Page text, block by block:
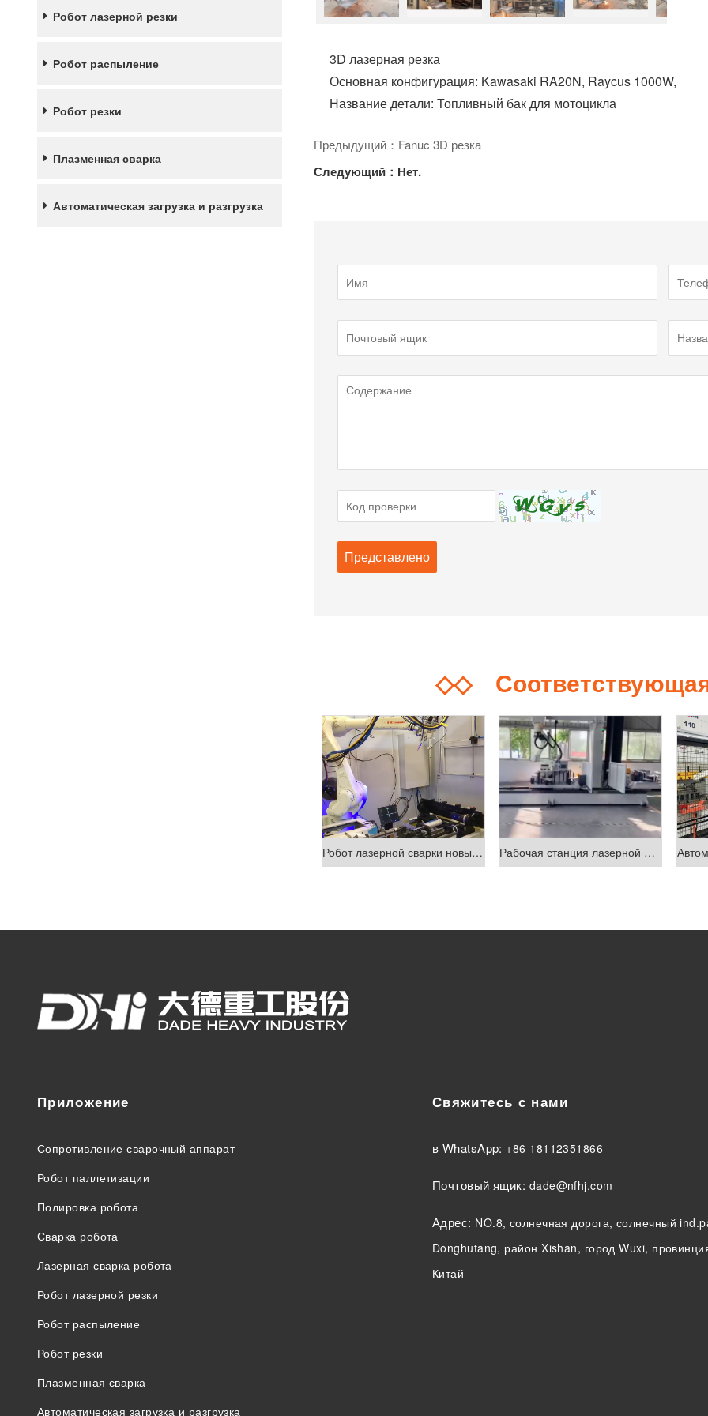
Робот лазерной резки
Робот распыление
Робот резки
Плазменная сварка
Автоматическая загрузка и разгрузка
3D лазерная резка
Основная конфигурация: Kawasaki RA20N, Raycus 1000W,
Название детали: Топливный бак для мотоцикла
Предыдущий：Fanuc 3D резка
Следующий：Нет.
◇◇
Робот лазерной сварки новый проект Hongtai Рабочая станция лазерной резки робота 3D
Приложение
Сопротивление сварочный аппарат
Робот паллетизации
Полировка робота
Сварка робота
Лазерная сварка робота
Робот лазерной резки
Робот распыление
Робот резки
Плазменная сварка
Автоматическая загрузка и разгрузка
Свяжитесь с нами
в WhatsApp: +86 18112351866
Почтовый ящик: dade@nfhj.com
Адрес: NO.8, солнечная дорога, солнечный
Donghutang, район Xishan, город Wuxi,
Китай